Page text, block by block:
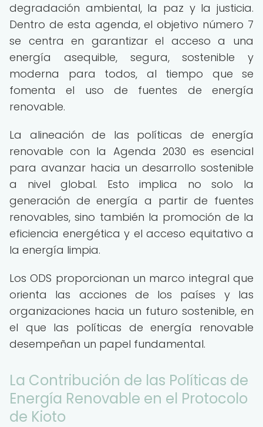
degradación ambiental, la paz y la justicia.
Dentro de esta agenda, el objetivo número 7
se centra en garantizar el acceso a una
energía asequible, segura, sostenible y
moderna para todos, al tiempo que se
fomenta el uso de fuentes de energía
renovable.
La alineación de las políticas de energía
renovable con la Agenda 2030 es esencial
para avanzar hacia un desarrollo sostenible
a nivel global. Esto implica no solo la
generación de energía a partir de fuentes
renovables, sino también la promoción de la
eficiencia energética y el acceso equitativo a
la energía limpia.
Los ODS proporcionan un marco integral que
orienta las acciones de los países y las
organizaciones hacia un futuro sostenible, en
el que las políticas de energía renovable
desempeñan un papel fundamental.
La Contribución de las Políticas de
Energía Renovable en el Protocolo
de Kioto